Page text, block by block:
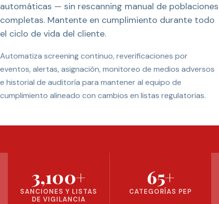
automáticas — sin rescanning manual de poblaciones
completas. Mantente en cumplimiento durante todo
el ciclo de vida del cliente.
Automatiza screening continuo, reverificaciones por
eventos, alertas, asignación, monitoreo de medios adversos
e historial de auditoría para mantener al equipo de
cumplimiento alineado con cambios en listas regulatorias.
3,100+
SANCIONES Y LISTAS
DE VIGILANCIA
65+
CATEGORÍAS PEP